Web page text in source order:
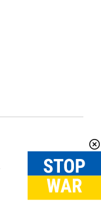
Вгору↑